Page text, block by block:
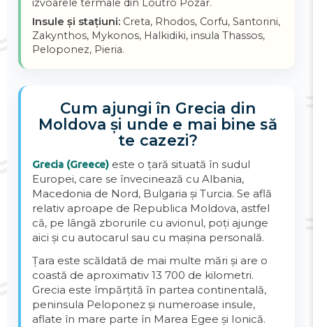
Insule și stațiuni: Creta, Rhodos, Corfu, Santorini,
Zakynthos, Mykonos, Halkidiki, insula Thassos,
Peloponez, Pieria.
Cum ajungi în Grecia din
Moldova și unde e mai bine să
te cazezi?
Grecia (Greece) este o țară situată în sudul
Europei, care se învecinează cu Albania,
Macedonia de Nord, Bulgaria și Turcia. Se află
relativ aproape de Republica Moldova, astfel
că, pe lângă zborurile cu avionul, poți ajunge
aici și cu autocarul sau cu mașina personală.
Țara este scăldată de mai multe mări și are o
coastă de aproximativ 13 700 de kilometri.
Grecia este împărțită în partea continentală,
peninsula Peloponez și numeroase insule,
aflate în mare parte în Marea Egee și Ionică.